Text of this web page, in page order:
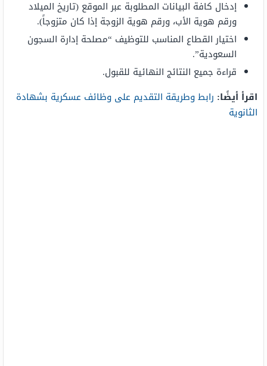
إدخال كافة البيانات المطلوبة عبر الموقع (تاريخ الميلاد
ورقم هوية الأب، ورقم هوية الزوجة إذا كان متزوجاً).
اختيار القطاع المناسب للتوظيف “مصلحة إدارة السجون
السعودية”.
قراءة جميع النتائج النهائية للقبول.
اقرأ أيضًا: رابط وطريقة التقديم على وظائف عسكرية بشهادة
الثانوية